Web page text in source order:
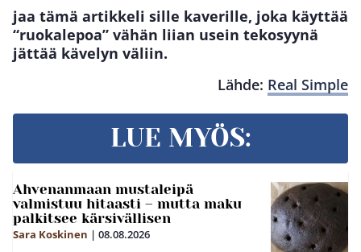
jaa tämä artikkeli sille kaverille, joka käyttää
“ruokalepoa” vähän liian usein tekosyynä
jättää kävelyn väliin.
Lähde: Real Simple
LUE MYÖS:
Ahvenanmaan mustaleipä
valmistuu hitaasti – mutta maku
palkitsee kärsivällisen
Sara Koskinen | 08.08.2026